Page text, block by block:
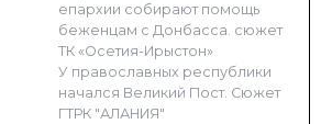
епархии собирают помощь
беженцам с Донбасса. сюжет
ТК «Осетия-Ирыстон»
У православных республики
начался Великий Пост. Сюжет
ГТРК "АЛАНИЯ"